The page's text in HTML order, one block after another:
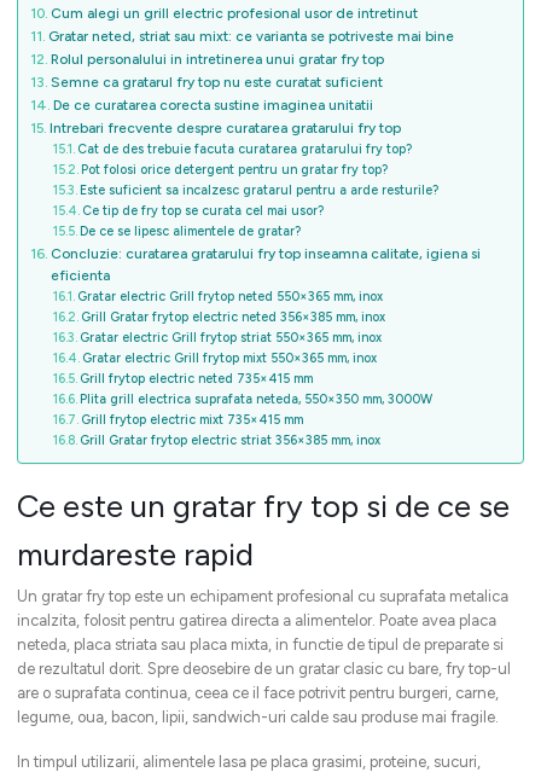
Cum alegi un grill electric profesional usor de intretinut
Gratar neted, striat sau mixt: ce varianta se potriveste mai bine
Rolul personalului in intretinerea unui gratar fry top
Semne ca gratarul fry top nu este curatat suficient
De ce curatarea corecta sustine imaginea unitatii
Intrebari frecvente despre curatarea gratarului fry top
Cat de des trebuie facuta curatarea gratarului fry top?
Pot folosi orice detergent pentru un gratar fry top?
Este suficient sa incalzesc gratarul pentru a arde resturile?
Ce tip de fry top se curata cel mai usor?
De ce se lipesc alimentele de gratar?
Concluzie: curatarea gratarului fry top inseamna calitate, igiena si
eficienta
Gratar electric Grill frytop neted 550×365 mm, inox
Grill Gratar frytop electric neted 356×385 mm, inox
Gratar electric Grill frytop striat 550×365 mm, inox
Gratar electric Grill frytop mixt 550×365 mm, inox
Grill frytop electric neted 735×415 mm
Plita grill electrica suprafata neteda, 550×350 mm, 3000W
Grill frytop electric mixt 735×415 mm
Grill Gratar frytop electric striat 356×385 mm, inox
Ce este un gratar fry top si de ce se
murdareste rapid
Un gratar fry top este un echipament profesional cu suprafata metalica
incalzita, folosit pentru gatirea directa a alimentelor. Poate avea placa
neteda, placa striata sau placa mixta, in functie de tipul de preparate si
de rezultatul dorit. Spre deosebire de un gratar clasic cu bare, fry top-ul
are o suprafata continua, ceea ce il face potrivit pentru burgeri, carne,
legume, oua, bacon, lipii, sandwich-uri calde sau produse mai fragile.
In timpul utilizarii, alimentele lasa pe placa grasimi, proteine, sucuri,